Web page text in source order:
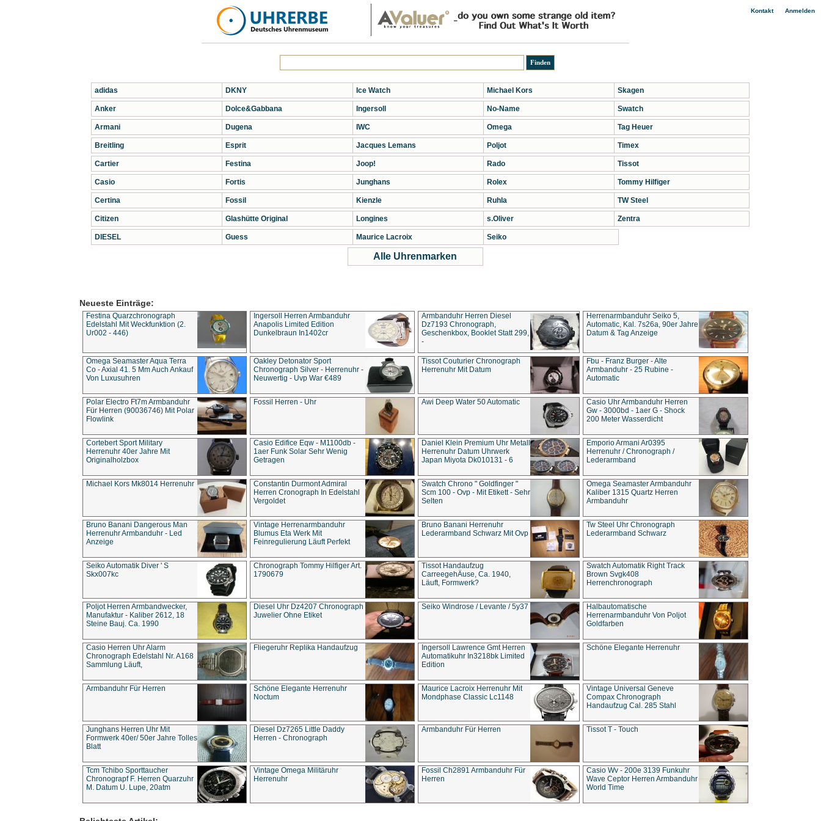
Kontakt| Anmelden
adidas
Anker
Armani
Breitling
Cartier
Casio
Certina
Citizen
DIESEL
DKNY
Dolce&Gabbana
Dugena
Esprit
Festina
Fortis
Fossil
Glashütte Original
Guess
Ice Watch
Ingersoll
IWC
Jacques Lemans
Joop!
Junghans
Kienzle
Longines
Maurice Lacroix
Michael Kors
No-Name
Omega
Poljot
Rado
Rolex
Ruhla
s.Oliver
Seiko
Skagen
Swatch
Tag Heuer
Timex
Tissot
Tommy Hilfiger
TW Steel
Zentra
Alle Uhrenmarken
Neueste Einträge:
Festina Quarzchronograph
Edelstahl Mit Weckfunktion (2.
Ur002 - 446)
Ingersoll Herren Armbanduhr
Anapolis Limited Edition
Dunkelbraun In1402cr
Armbanduhr Herren Diesel
Dz7193 Chro­no­graph,
Geschenkbox, Booklet Statt 299,
-
Herrenarmbanduhr Seiko 5,
Automatic, Kal. 7s26a, 90er Jahre
Datum & Tag Anzeige
Omega Seamaster Aqua Terra
Co - Axial 41. 5 Mm Auch Ankauf
Von Luxusuhren
Oakley Detonator Sport
Chronograph Silver - Herrenuhr -
Neuwertig - Uvp War €489
Tissot Couturier Chronograph
Herrenuhr Mit Datum
Fbu - Franz Burger - Alte
Armbanduhr - 25 Rubine -
Automatic
Polar Electro Ft7m Armbanduhr
Für Herren (90036746) Mit Polar
Flowlink
Fossil Herren - Uhr Awi Deep Water 50 Automatic
Casio Uhr Armbanduhr Herren
Gw - 3000bd - 1aer G - Shock
200 Meter Wasserdicht
Cortebert Sport Military
Herrenuhr 40er Jahre Mit
Originalholzbox
Casio Edifice Eqw - M1100db -
1aer Funk Solar Sehr Wenig
Getragen
Daniel Klein Premium Uhr Metall
Herrenuhr Datum Uhrwerk
Japan Miyota Dk010131 - 6
Emporio Armani Ar0395
Herrenuhr / Chronograph /
Lederarmband
Michael Kors Mk8014 Herrenuhr
Constantin Durmont Admiral
Herren Cronograph In Edelstahl
Vergoldet
Swatch Chrono " Goldfinger "
Scm 100 - Ovp - Mit Etikett - Sehr
Selten
Omega Seamaster Armbanduhr
Kaliber 1315 Quartz Herren
Armbanduhr
Bruno Banani Dangerous Man
Herrenuhr Armbanduhr - Led
Anzeige
Vintage Herrenarmbanduhr
Blumus Eta Werk Mit
Feinregulierung Läuft Perfekt
Bruno Banani Herrenuhr
Lederarmband Schwarz Mit Ovp
Tw Steel Uhr Chronograph
Lederarmband Schwarz
Seiko Automatik Diver ' S
Skx007kc
Chronograph Tommy Hilfiger Art.
1790679
Tissot Handaufzug
CarreegehÄuse, Ca. 1940,
Läuft, Formwerk?
Swatch Automatik Right Track
Brown Svgk408
Herrenchronograph
Poljot Herren Armbandwecker,
Manufaktur - Kaliber 2612, 18
Steine Bauj. Ca. 1990
Diesel Uhr Dz4207 Chronograph
Juwelier Ohne Etiket
Seiko Windrose / Levante / 5y37
Halbautomatische
Herrenarmbanduhr Von Poljot
Goldfarben
Casio Herren Uhr Alarm
Chronograph Edelstahl Nr. A168
Sammlung Läuft,
Fliegeruhr Replika Handaufzug
Ingersoll Lawrence Gmt Herren
Automatikuhr In3218bk Limited
Edition
Schöne Elegante Herrenuhr
Armbanduhr Für Herren
Schöne Elegante Herrenuhr
Noctum
Maurice Lacroix Herrenuhr Mit
Mondphase Classic Lc1148
Vintage Universal Geneve
Compax Chronograph
Handaufzug Cal. 285 Stahl
Junghans Herren Uhr Mit
Formwerk 40er/ 50er Jahre Tolles
Blatt
Diesel Dz7265 Little Daddy
Herren - Chronograph
Armbanduhr Für Herren Tissot T - Touch
Tcm Tchibo Sporttaucher
Chronograpf F. Herren Quarzuhr
M. Datum U. Lupe, 20atm
Vintage Omega Militäruhr
Herrenuhr
Fossil Ch2891 Armbanduhr Für
Herren
Casio Wv - 200e 3139 Funkuhr
Wave Ceptor Herren Armbanduhr
World Time